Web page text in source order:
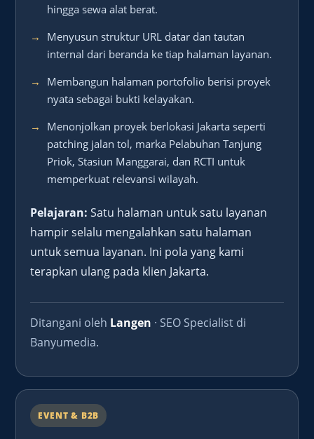
hingga sewa alat berat.
Menyusun struktur URL datar dan tautan
internal dari beranda ke tiap halaman layanan.
Membangun halaman portofolio berisi proyek
nyata sebagai bukti kelayakan.
Menonjolkan proyek berlokasi Jakarta seperti
patching jalan tol, marka Pelabuhan Tanjung
Priok, Stasiun Manggarai, dan RCTI untuk
memperkuat relevansi wilayah.
Pelajaran: Satu halaman untuk satu layanan
hampir selalu mengalahkan satu halaman
untuk semua layanan. Ini pola yang kami
terapkan ulang pada klien Jakarta.
Ditangani oleh Langen · SEO Specialist di
Banyumedia.
EVENT & B2B